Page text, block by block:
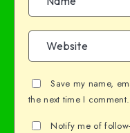
Save my name,
the next time I comment.
Notify me of